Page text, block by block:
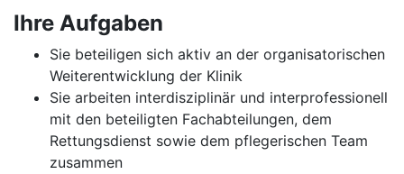
Ihre Aufgaben
Sie beteiligen sich aktiv an der organisatorischen
Weiterentwicklung der Klinik
Sie arbeiten interdisziplinär und interprofessionell
mit den beteiligten Fachabteilungen, dem
Rettungsdienst sowie dem pflegerischen Team
zusammen